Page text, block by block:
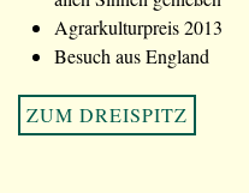
Agrarkulturpreis 2013
Besuch aus England
ZUM DREISPITZ